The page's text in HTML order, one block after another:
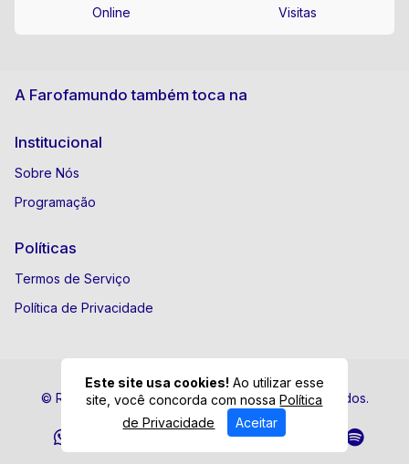
Online Visitas
A Farofamundo também toca na
Institucional
Sobre Nós
Programação
Políticas
Termos de Serviço
Política de Privacidade
© Rádio Farofamundo - Todos os direitos reservados.
Este site usa cookies! Ao utilizar esse
site, você concorda com nossaPolítica
de Privacidade
Aceitar